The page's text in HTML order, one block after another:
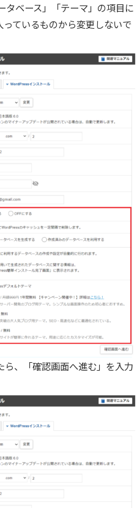
タベース」「テーマ」の項目に
ているものから変更しないで
ら、「確認画面へ進む」を入力